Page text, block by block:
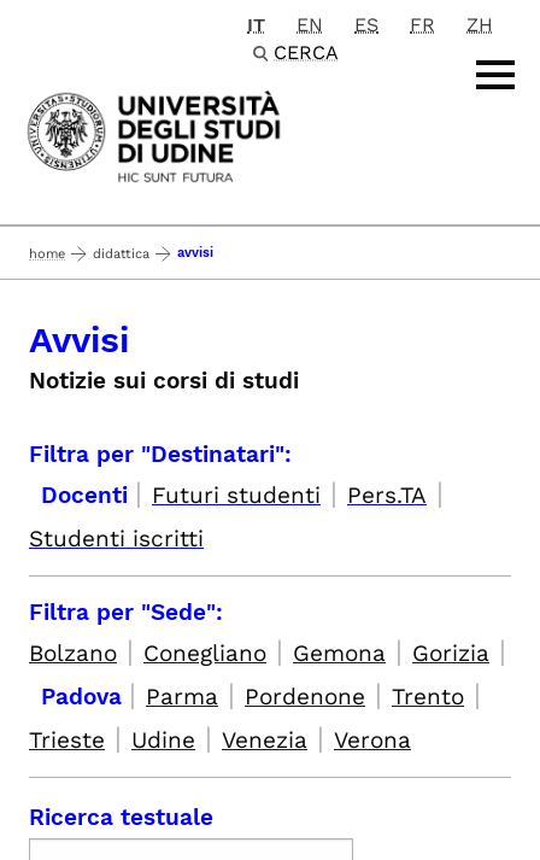
Passa al contenuto principale
IT EN ES FR
ZH
CERCA
home didattica avvisi
Avvisi
Notizie sui corsi di studi
Filtra per "Destinatari":
Docenti | Futuri studenti | Pers.TA |
Studenti iscritti
Filtra per "Sede":
Bolzano | Conegliano | Gemona | Gorizia |
Padova | Parma | Pordenone | Trento |
Trieste | Udine | Venezia | Verona
Ricerca testuale